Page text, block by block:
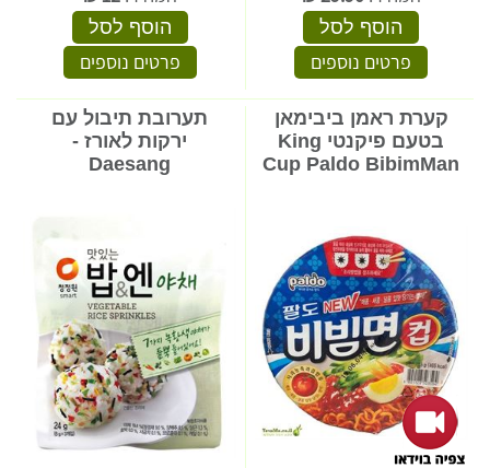
הוסף לסל
פרטים נוספים
הוסף לסל
פרטים נוספים
קערת ראמן ביבימאן
בטעם פיקנטי King
Cup Paldo BibimMan
תערובת תיבול עם
ירקות לאורז -
Daesang